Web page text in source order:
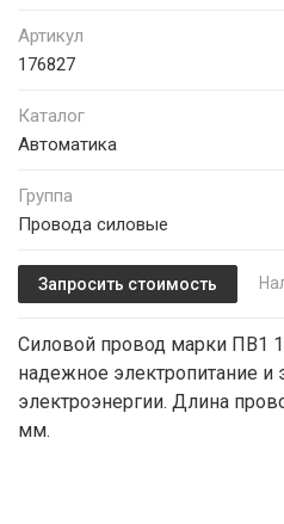
Артикул
176827
Каталог
Автоматика
Группа
Провода силовые
Запросить стоимость
Силовой провод марки ПВ1
надежное электропитание
электроэнергии. Длина
мм.